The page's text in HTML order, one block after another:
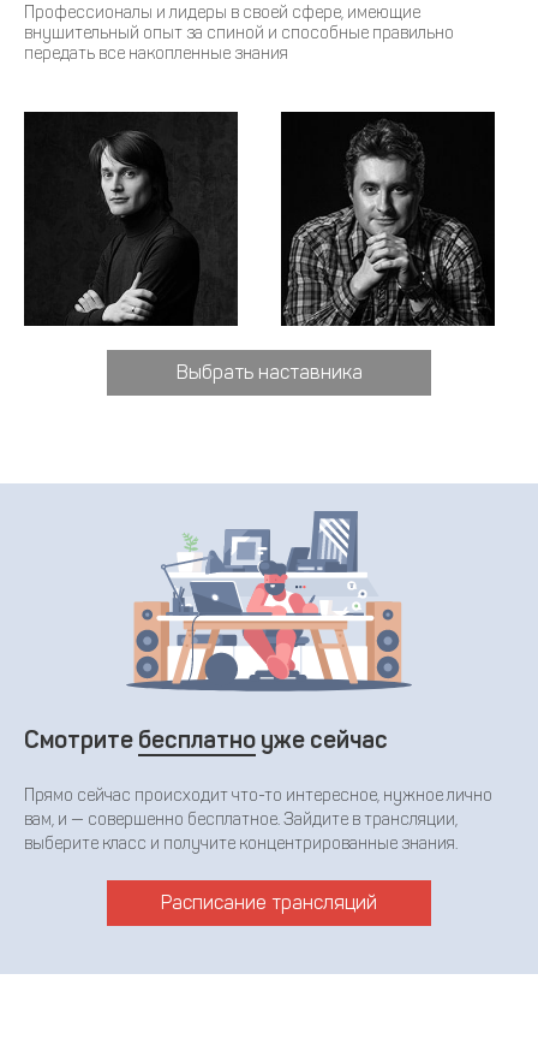
Профессионалы и лидеры в своей сфере, имеющие
внушительный опыт за спиной и способные правильно
передать все накопленные знания
Выбрать наставника
Смотрите бесплатно уже сейчас
Прямо сейчас происходит что-то интересное, нужное лично
вам, и — совершенно бесплатное. Зайдите в трансляции,
выберите класс и получите концентрированные знания.
Расписание трансляций